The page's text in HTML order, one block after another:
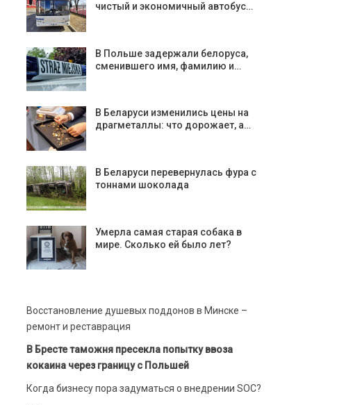
чистый и экономичный автобус…
В Польше задержали белоруса,
сменившего имя, фамилию и…
В Беларуси изменились цены на
драгметаллы: что дорожает, а…
В Беларуси перевернулась фура с
тоннами шоколада
Умерла самая старая собака в
мире. Сколько ей было лет?
Восстановление душевых поддонов в Минске –
ремонт и реставрация
В Бресте таможня пресекла попытку ввоза
кокаина через границу с Польшей
Когда бизнесу пора задуматься о внедрении SOC?